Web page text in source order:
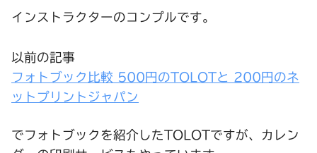
インストラクターのコンプルです。
以前の記事
フォトブック比較 500円のTOLOTと 200円のネ
ットプリントジャパン
でフォトブックを紹介したTOLOTですが、カレン